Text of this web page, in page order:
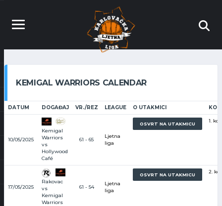
KEMIGAL WARRIORS CALENDAR
DATUM DOGAĐAJ VR./REZ LEAGUE O UTAKMICI
10/05/2025
Kemigal
Warriors
vs
Hollywood
Café
61 - 65
Ljetna
liga
OSVRT NA UTAKMICU 1.
17/05/2025
Rakovac
vs
Kemigal
Warriors
61 - 54
Ljetna
liga
OSVRT NA UTAKMICU 2.